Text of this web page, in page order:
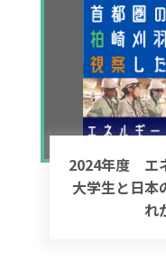
2024年度 エ
大学生と日本
れ